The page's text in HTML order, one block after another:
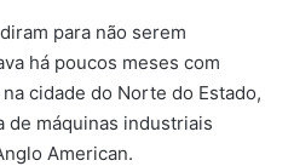
para não serem
há poucos meses com
cidade do Norte do Estado,
de máquinas industriais
American.